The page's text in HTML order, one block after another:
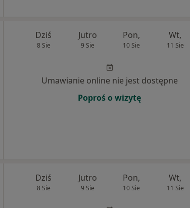
Dziś
8 Sie
Jutro
9 Sie
Pon,
10 Sie
Wt,
11 Sie
Umawianie online nie jest dostępne
Poproś o wizytę
Dziś
8 Sie
Jutro
9 Sie
Pon,
10 Sie
Wt,
11 Sie